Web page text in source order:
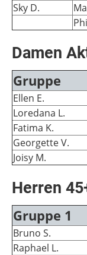
Sky D.
Damen
Gruppe
Ellen E.
Loredana L.
Fatima K.
Georgette V.
Joisy M.
Herren
Gruppe 1
Bruno S.
Raphael L.